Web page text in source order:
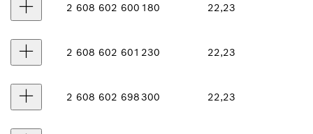
2 608 602 600 180 22,23
2 608 602 601 230 22,23
2 608 602 698300 22,23